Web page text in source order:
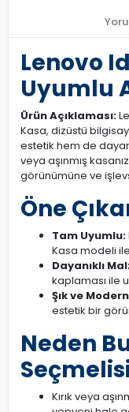
Lenovo
Uyumlu
Ürün Açıklaması:
Kasa, dizüstü
estetik hem de
veya aşınmış
görünümüne ve
Öne
Tam Uyumlu:
Kasa modeli
Dayanıklı
kaplaması ile
Şık ve
estetik bir
Neden
Kırık veya